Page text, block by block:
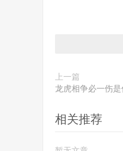
上一篇
龙虎相争必一伤
相关推荐